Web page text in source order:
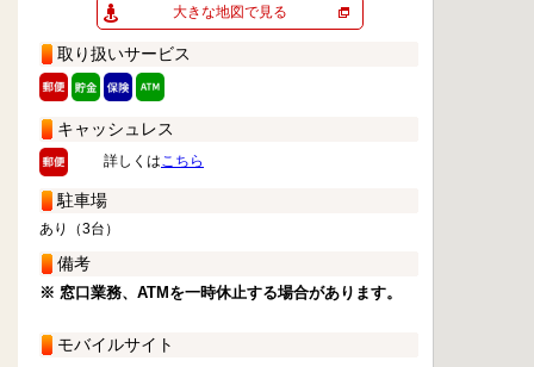
大きな地図で見る
取り扱いサービス
キャッシュレス
詳しくはこちら
駐車場
あり（3台）
備考
※ 窓口業務、ATMを一時休止する場合があります。
モバイルサイト